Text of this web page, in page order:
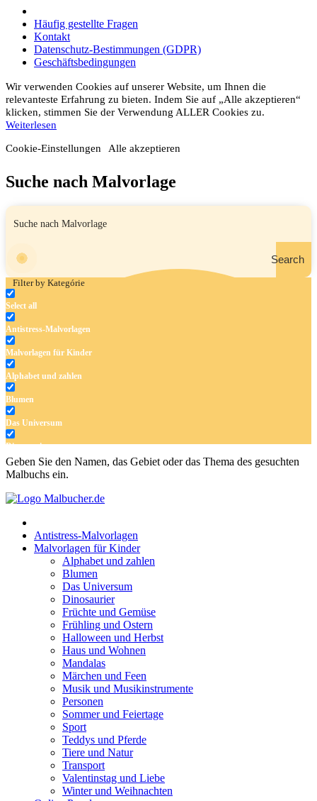
Häufig gestellte Fragen
Kontakt
Datenschutz-Bestimmungen (GDPR)
Geschäftsbedingungen
Wir verwenden Cookies auf unserer Website, um Ihnen die
relevanteste Erfahrung zu bieten. Indem Sie auf „Alle akzeptieren“
klicken, stimmen Sie der Verwendung ALLER Cookies zu.
Weiterlesen
Cookie-Einstellungen Alle akzeptieren
Suche nach Malvorlage
Search
Filter by Kategórie
Select all
Antistress-Malvorlagen
Malvorlagen für Kinder
Alphabet und zahlen
Blumen
Das Universum
Dinosaurier
Früchte und Gemüse
Frühling und Ostern
Haus und Wohnen
Märchen und Feen
Musik und Musikinstrumente
Sommer und Feiertage
Teddys und Pferde
Tiere und Natur
Valentinstag und Liebe
Winter und Weihnachten
Geben Sie den Namen, das Gebiet oder das Thema des gesuchten
Malbuchs ein.
Antistress-Malvorlagen
Malvorlagen für Kinder
Alphabet und zahlen
Blumen
Das Universum
Dinosaurier
Früchte und Gemüse
Frühling und Ostern
Halloween und Herbst
Haus und Wohnen
Mandalas
Märchen und Feen
Musik und Musikinstrumente
Personen
Sommer und Feiertage
Sport
Teddys und Pferde
Tiere und Natur
Transport
Valentinstag und Liebe
Winter und Weihnachten